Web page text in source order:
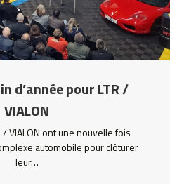
d’année pour LTR /
VIALON
VIALON ont une nouvelle fois
automobile pour clôturer
leur…